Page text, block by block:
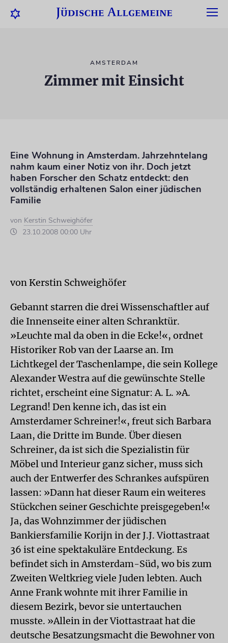
AMSTERDAM
Zimmer mit Einsicht
Eine Wohnung in Amsterdam. Jahrzehntelang
nahm kaum einer Notiz von ihr. Doch jetzt
haben Forscher den Schatz entdeckt: den
vollständig erhaltenen Salon einer jüdischen
Familie
von Kerstin Schweighöfer
23.10.2008 00:00 Uhr
von Kerstin Schweighöfer
Gebannt starren die drei Wissenschaftler auf
die Innenseite einer alten Schranktür.
»Leuchte mal da oben in die Ecke!«, ordnet
Historiker Rob van der Laarse an. Im
Lichtkegel der Taschenlampe, die sein Kollege
Alexander Westra auf die gewünschte Stelle
richtet, erscheint eine Signatur: A. L. »A.
Legrand! Den kenne ich, das ist ein
Amsterdamer Schreiner!«, freut sich Barbara
Laan, die Dritte im Bunde. Über diesen
Schreiner, da ist sich die Spezialistin für
Möbel und Interieur ganz sicher, muss sich
auch der Entwerfer des Schrankes aufspüren
lassen: »Dann hat dieser Raum ein weiteres
Stückchen seiner Geschichte preisgegeben!«
Ja, das Wohnzimmer der jüdischen
Bankiersfamilie Korijn in der J.J. Viottastraat
36 ist eine spektakuläre Entdeckung. Es
befindet sich in Amsterdam-Süd, wo bis zum
Zweiten Weltkrieg viele Juden lebten. Auch
Anne Frank wohnte mit ihrer Familie in
diesem Bezirk, bevor sie untertauchen
musste. »Allein in der Viottastraat hat die
deutsche Besatzungsmacht die Bewohner von